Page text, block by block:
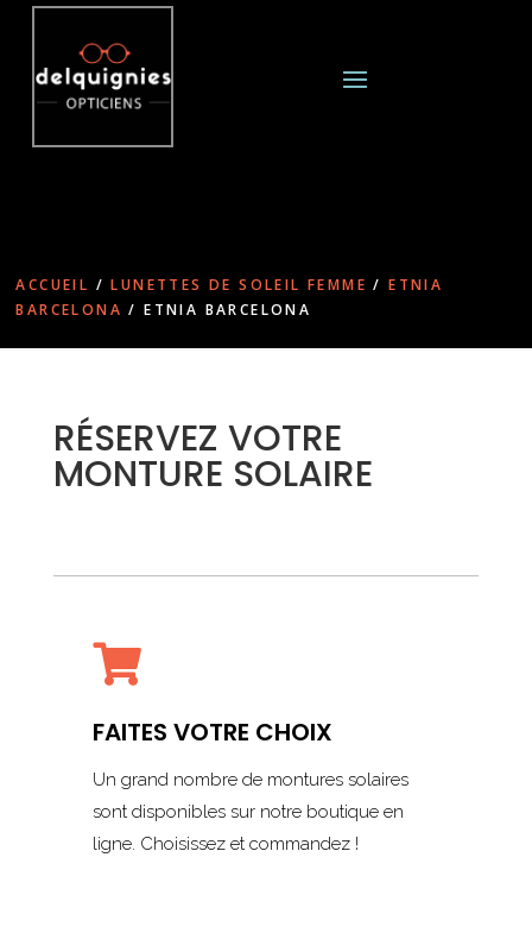
ACCUEIL /LUNETTES DE SOLEIL FEMME /ETNIA
BARCELONA / ETNIA BARCELONA
RÉSERVEZ VOTRE
MONTURE SOLAIRE

FAITES VOTRE CHOIX
Un grand nombre de montures solaires
sont disponibles sur notre boutique en
ligne. Choisissez et commandez !